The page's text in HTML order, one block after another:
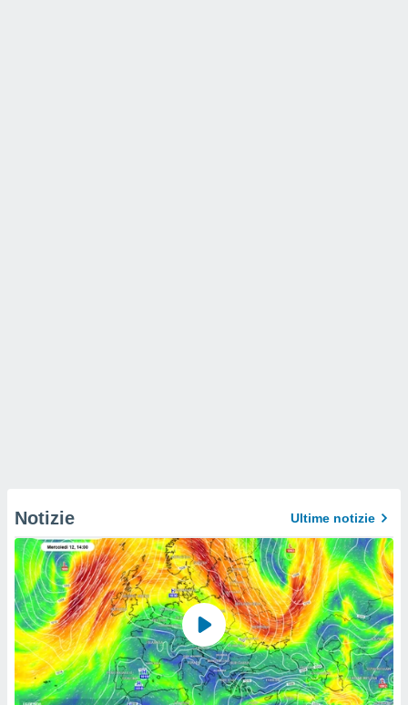
Notizie Ultime notizie